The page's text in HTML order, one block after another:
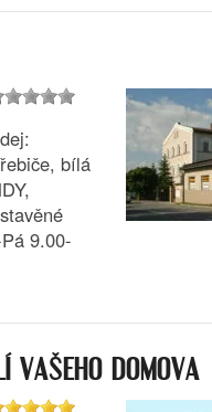
bílá
9.00-
VAŠEHO DOMOVA